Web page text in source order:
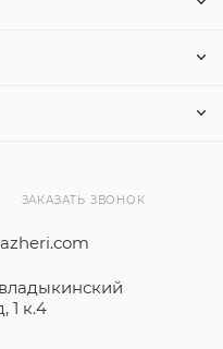
ЗАКАЗАТЬ ЗВОНОК
1 к.4